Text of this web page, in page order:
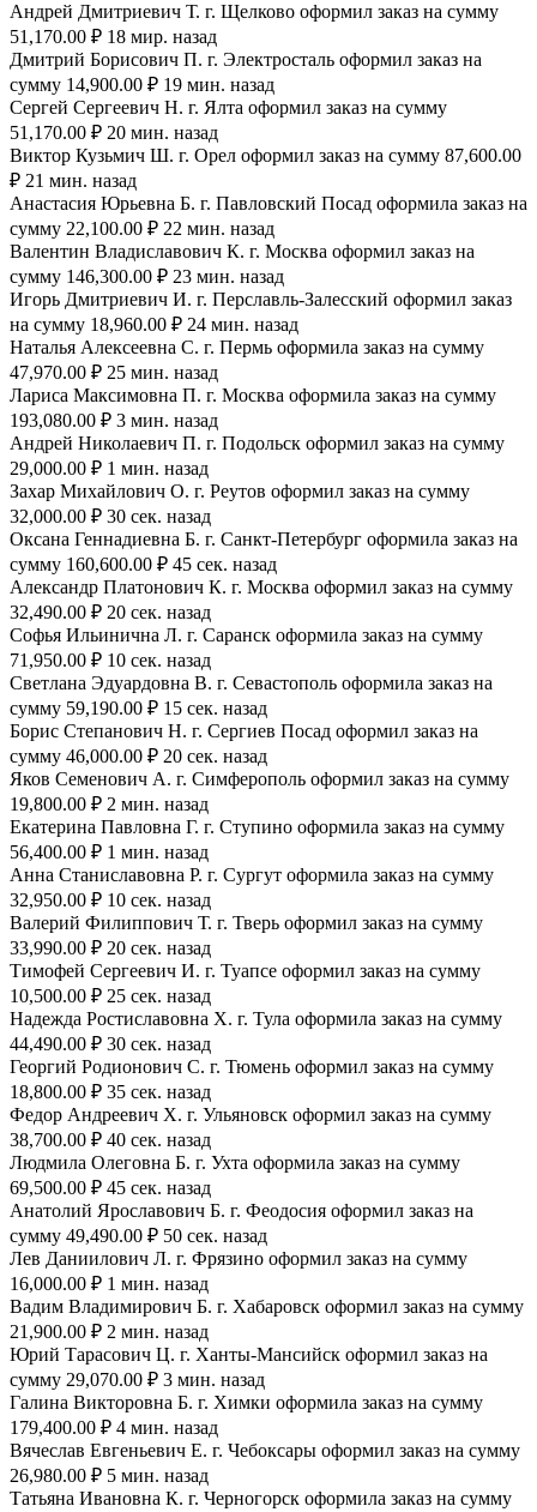
Андрей Дмитриевич Т. г. Щелково оформил заказ на сумму
51,170.00 ₽ 18 мир. назад
Дмитрий Борисович П. г. Электросталь оформил заказ на
сумму 14,900.00 ₽ 19 мин. назад
Сергей Сергеевич Н. г. Ялта оформил заказ на сумму
51,170.00 ₽ 20 мин. назад
Виктор Кузьмич Ш. г. Орел оформил заказ на сумму 87,600.00
₽ 21 мин. назад
Анастасия Юрьевна Б. г. Павловский Посад оформила заказ на
сумму 22,100.00 ₽ 22 мин. назад
Валентин Владиславович К. г. Москва оформил заказ на
сумму 146,300.00 ₽ 23 мин. назад
Игорь Дмитриевич И. г. Перславль-Залесский оформил заказ
на сумму 18,960.00 ₽ 24 мин. назад
Наталья Алексеевна С. г. Пермь оформила заказ на сумму
47,970.00 ₽ 25 мин. назад
Лариса Максимовна П. г. Москва оформила заказ на сумму
193,080.00 ₽ 3 мин. назад
Андрей Николаевич П. г. Подольск оформил заказ на сумму
29,000.00 ₽ 1 мин. назад
Захар Михайлович О. г. Реутов оформил заказ на сумму
32,000.00 ₽ 30 сек. назад
Оксана Геннадиевна Б. г. Санкт-Петербург оформила заказ на
сумму 160,600.00 ₽ 45 сек. назад
Александр Платонович К. г. Москва оформил заказ на сумму
32,490.00 ₽ 20 сек. назад
Софья Ильинична Л. г. Саранск оформила заказ на сумму
71,950.00 ₽ 10 сек. назад
Светлана Эдуардовна В. г. Севастополь оформила заказ на
сумму 59,190.00 ₽ 15 сек. назад
Борис Степанович Н. г. Сергиев Посад оформил заказ на
сумму 46,000.00 ₽ 20 сек. назад
Яков Семенович А. г. Симферополь оформил заказ на сумму
19,800.00 ₽ 2 мин. назад
Екатерина Павловна Г. г. Ступино оформила заказ на сумму
56,400.00 ₽ 1 мин. назад
Анна Станиславовна Р. г. Сургут оформила заказ на сумму
32,950.00 ₽ 10 сек. назад
Валерий Филиппович Т. г. Тверь оформил заказ на сумму
33,990.00 ₽ 20 сек. назад
Тимофей Сергеевич И. г. Туапсе оформил заказ на сумму
10,500.00 ₽ 25 сек. назад
Надежда Ростиславовна Х. г. Тула оформила заказ на сумму
44,490.00 ₽ 30 сек. назад
Георгий Родионович С. г. Тюмень оформил заказ на сумму
18,800.00 ₽ 35 сек. назад
Федор Андреевич Х. г. Ульяновск оформил заказ на сумму
38,700.00 ₽ 40 сек. назад
Людмила Олеговна Б. г. Ухта оформила заказ на сумму
69,500.00 ₽ 45 сек. назад
Анатолий Ярославович Б. г. Феодосия оформил заказ на
сумму 49,490.00 ₽ 50 сек. назад
Лев Даниилович Л. г. Фрязино оформил заказ на сумму
16,000.00 ₽ 1 мин. назад
Вадим Владимирович Б. г. Хабаровск оформил заказ на сумму
21,900.00 ₽ 2 мин. назад
Юрий Тарасович Ц. г. Ханты-Мансийск оформил заказ на
сумму 29,070.00 ₽ 3 мин. назад
Галина Викторовна Б. г. Химки оформила заказ на сумму
179,400.00 ₽ 4 мин. назад
Вячеслав Евгеньевич Е. г. Чебоксары оформил заказ на сумму
26,980.00 ₽ 5 мин. назад
Татьяна Ивановна К. г. Черногорск оформила заказ на сумму